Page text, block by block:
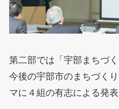
第二部では「宇部まちづ
今後の宇部市のまちづく
マに４組の有志による発表